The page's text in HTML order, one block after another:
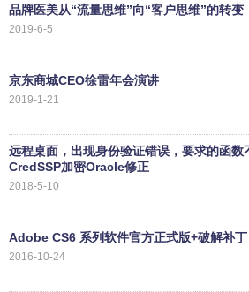
品牌医美从“流量思维”向“客户思维”的转变
2019-6-5
京东商城CEO徐雷年会演讲
2019-1-21
远程桌面，出现身份验证错误，要求的函数
CredSSP加密Oracle修正
2018-5-10
Adobe CS6 系列软件官方正式版+破解补丁
2016-10-24